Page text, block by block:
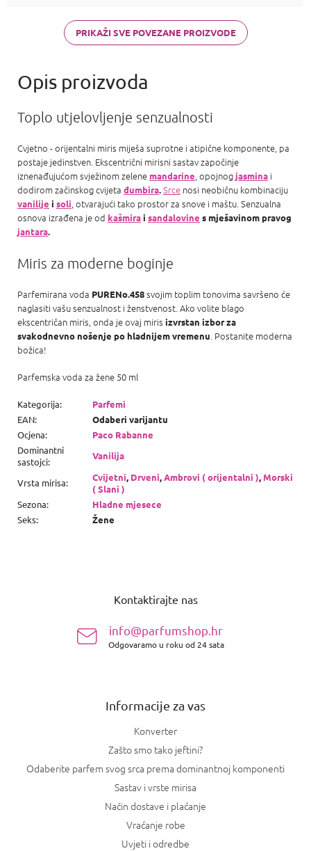
Mademoiselle
a Carolina
PRIKAŽI SVE POVEZANE PROIZVODE
Toplo utjelovljenje senzualnosti
Cvjetno - orijentalni miris miješa suprotne i atipične komponente, pa
postaje jedinstven. Ekscentrični mirisni sastav započinje
iznenađujućom svježinom zelene mandarine, opojnogjasmina i
dodirom začinskog cvijeta đumbira.Srce nosi neobičnu kombinaciju
vanilije i soli, otvarajući tako prostor za snove i maštu. Senzualna
osnova izrađena je od kašmirai sandalovine s mješavinom pravog
jantara.
Miris za moderne boginje
Parfemirana voda PURENo.458svojim toplim tonovima savršeno će
naglasiti vašu senzualnost i ženstvenost. Ako volite blago
ekscentričan miris, onda je ovaj miris izvrstan izbor za
svakodnevno nošenje po hladnijem vremenu. Postanite moderna
božica!
Parfemska voda za žene 50 ml
Kategorija:
Parfemi
EAN:
Odaberi varijantu
Ocjena:
Paco Rabanne
Dominantni
sastojci:
Vanilija
Vrsta mirisa: Cvijetni, Drveni,Ambrovi ( orijentalni ),Morski
( Slani )
Sezona:
Hladne mjesece
Seks: Žene
Kontaktirajte nas
info@parfumshop.hr
Odgovaramo u roku od 24 sata
Informacije za vas
Konverter
Zašto smo tako jeftini?
Odaberite parfem svog srca prema dominantnoj komponenti
Sastav i vrste mirisa
Način dostave i plaćanje
Vraćanje robe
Uvjeti i odredbe